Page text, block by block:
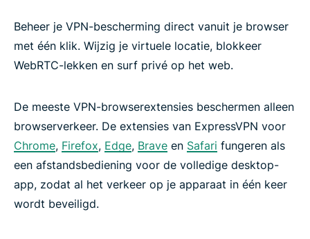
Beheer je VPN-bescherming direct vanuit je browser
met één klik. Wijzig je virtuele locatie, blokkeer
WebRTC-lekken en surf privé op het web.
De meeste VPN-browserextensies beschermen alleen
browserverkeer. De extensies van ExpressVPN voor
Chrome, Firefox, Edge, Brave en Safari fungeren als
een afstandsbediening voor de volledige desktop-
app, zodat al het verkeer op je apparaat in één keer
wordt beveiligd.